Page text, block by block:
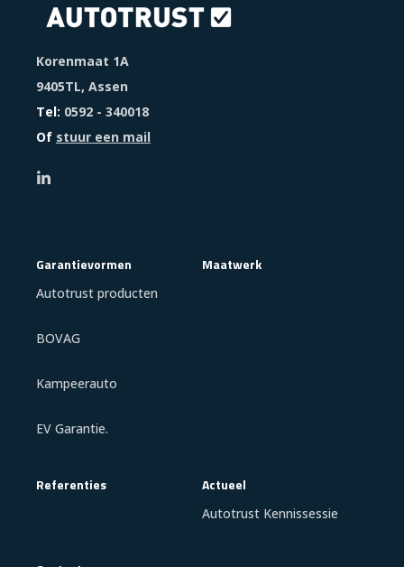
Korenmaat 1A
9405TL, Assen
Tel: 0592 - 340018
Of stuur een mail
Garantievormen
Autotrust producten
BOVAG
Kampeerauto
EV Garantie.
Maatwerk
Referenties Actueel
Autotrust Kennissessie